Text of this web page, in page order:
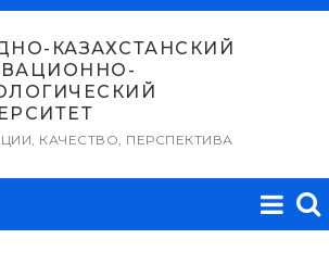
КАЗАХСТАНСКИЙ
КАЧЕСТВО, ПЕРСПЕКТИВА